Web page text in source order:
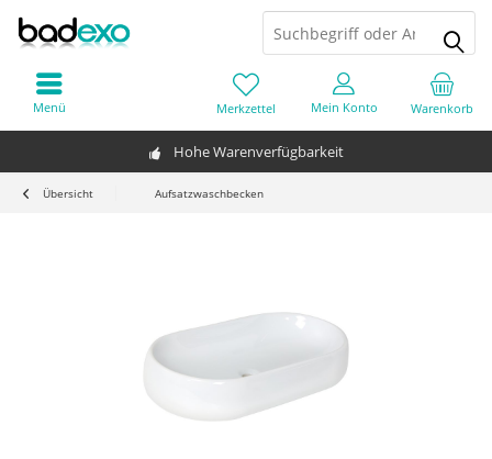
Hohe Warenverfügbarkeit
Warenkorb
Merkzettel Mein Konto
Menü
Übersicht Aufsatzwaschbecken